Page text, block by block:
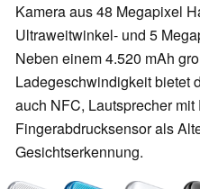
Kamera aus 48 Megapixel
Ultraweitwinkel- und 5
Neben einem 4.520 mAh
Ladegeschwindigkeit bietet
auch NFC, Lautsprecher
Fingerabdrucksensor als
Gesichtserkennung.